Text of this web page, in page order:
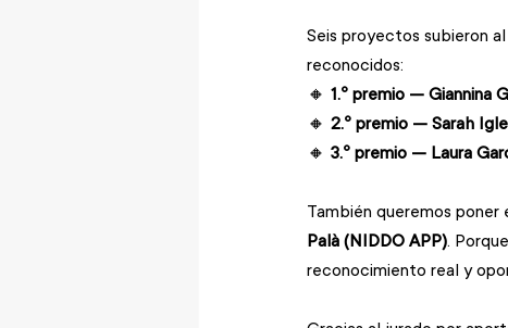
Seis proyectos subieron
reconocidos:
🔸 1.º premio — Giannina
🔸 2.º premio — Sarah
🔸 3.º premio — Laura
También queremos poner
Palà (NIDDO APP).
reconocimiento real y